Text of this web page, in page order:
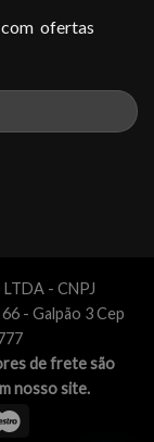
com ofertas
- CNPJ
- Galpão 3 Cep
de frete são
nosso site.